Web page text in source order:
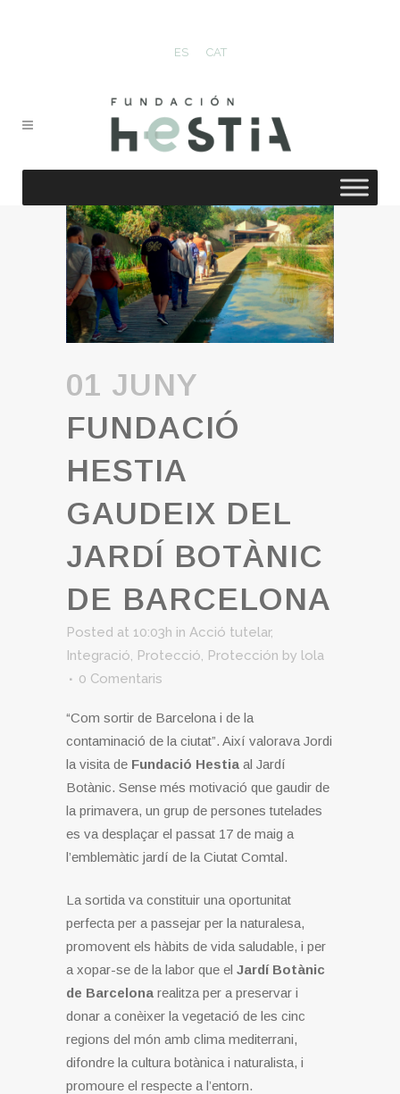
ES CAT
01 JUNY
FUNDACIÓ
HESTIA
GAUDEIX DEL
JARDÍ BOTÀNIC
DE BARCELONA
Posted at 10:03h in Acció tutelar,
Integració, Protecció, Protección by lola
0 Comentaris
“Com sortir de Barcelona i de la
contaminació de la ciutat”. Així valorava Jordi
la visita de Fundació Hestia al Jardí
Botànic. Sense més motivació que gaudir de
la primavera, un grup de persones tutelades
es va desplaçar el passat 17 de maig a
l’emblemàtic jardí de la Ciutat Comtal.
La sortida va constituir una oportunitat
perfecta per a passejar per la naturalesa,
promovent els hàbits de vida saludable, i per
a xopar-se de la labor que el Jardí Botànic
de Barcelona realitza per a preservar i
donar a conèixer la vegetació de les cinc
regions del món amb clima mediterrani,
difondre la cultura botànica i naturalista, i
promoure el respecte a l’entorn.